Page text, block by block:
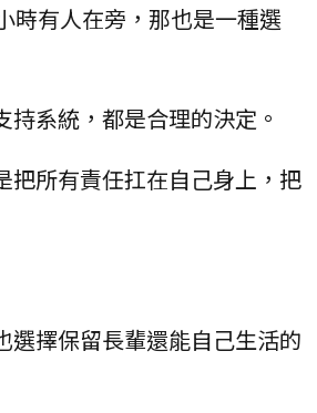
時有人在旁，那也是一種選
持系統，都是合理的決定。
把所有責任扛在自己身上，把
選擇保留長輩還能自己生活的